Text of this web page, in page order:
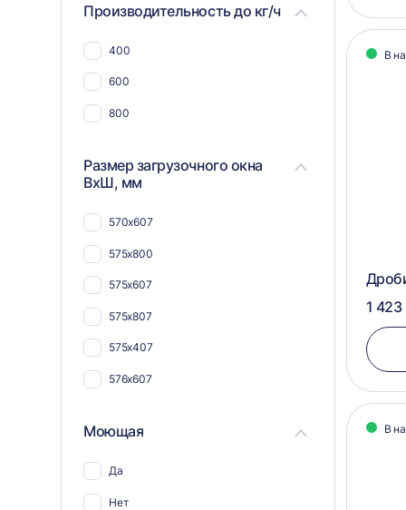
Для макулатуры
Для металлической стружки
Для плат и радиодеталей
Для шпона
Для поддонов и паллет
Для труб
Производительность до кг/ч
400
600
800
Размер загрузочного окна
ВхШ, мм
570х607
575х800
575х607
575х807
575х407
576х607
Моющая
Да
Нет
В
1
В